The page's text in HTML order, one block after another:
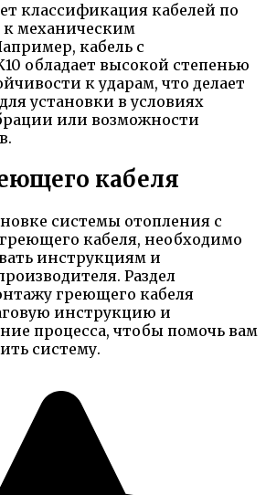
классификация кабелей по
к механическим
кабель с
обладает высокой степенью
к ударам, что делает
установки в условиях
или возможности
кабеля
системы отопления с
кабеля, необходимо
инструкциям и
Раздел
греющего кабеля
инструкцию и
процесса, чтобы помочь вам
систему.